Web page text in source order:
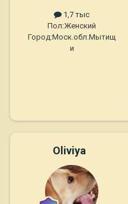
1,7 тыс
Пол:Женский
Город:Моск.обл.Мытищ
и
Oliviya